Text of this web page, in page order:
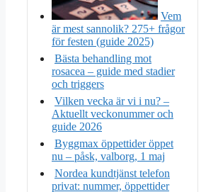
Vem
är mest sannolik? 275+ frågor
för festen (guide 2025)
Bästa behandling mot
rosacea – guide med stadier
och triggers
Vilken vecka är vi i nu? –
Aktuellt veckonummer och
guide 2026
Byggmax öppettider öppet
nu – påsk, valborg, 1 maj
Nordea kundtjänst telefon
privat: nummer, öppettider